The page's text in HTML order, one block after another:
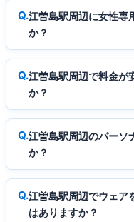
江曽島駅周辺に女性専
か？
江曽島駅周辺で料金が
か？
江曽島駅周辺のパーソ
か？
江曽島駅周辺でウェア
はありますか？